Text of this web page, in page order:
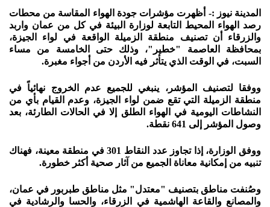
المدينة نيوز :- أظهرت مؤشرات جودة الهواء المقاسة من محطات
رصد الهواء المحيط التابعة لوزارة البيئة في كل من عمان واربد
والزرقاء أن تصنيف منطقة الزميلة الواقعة في لواء الجيزة،
بمحافظة العاصمة "خطير"، وذلك حتى الخامسة من مساء
السبت، في الوقت الذي يتأثر فيه الأردن من أجواء مغبرة.
ووفقا لتصنيف المؤشر، ينبغي للجميع عدم الخروج نهائياً في
منطقة الزميلة التي تقع ضمن لواء الجيزة، وعدم القيام بأي من
النشاطات اليومية في الهواء الطلق إلا في الحالات الطارئة، بعد
وصول المؤشر إلى 641 نقطة.
ووفق الوزارة، إذا تجاوز عدد النقاط 301 في منطقة معينة، فهناك
تنبيه من إمكانية معاناة الجميع من آثار صحية أكثر خطورة.
وصُنفت مناطق بتصنيف "معتدل" مثل مناطق طبربور في عمان،
والمصانع والقاعة الهاشمية في الزرقاء، والحسا والرشادية في